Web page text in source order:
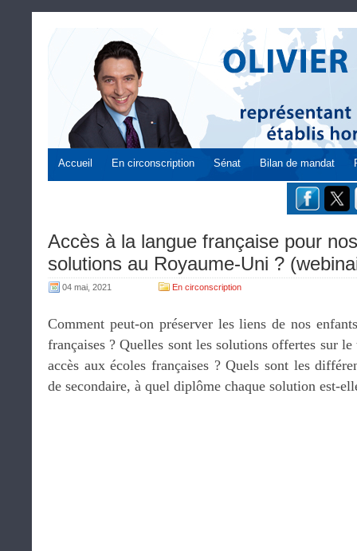
Accueil En circonscription Sénat Bilan de mandat
Accès à la langue française pour
solutions au Royaume-Uni ?
04 mai, 2021 En circonscription
Comment peut-on préserver les liens de nos
françaises ? Quelles sont les solutions offertes sur
accès aux écoles françaises ? Quels sont les
de secondaire, à quel diplôme chaque solution est-